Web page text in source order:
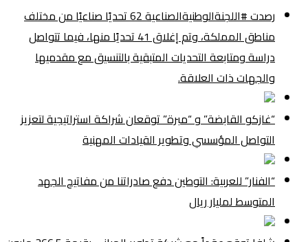
رصدت #اللجنةالوطنيةالصناعية 62 تحديًا صناعيًا من مختلف
مناطق المملكة، وتم إغلاق 41 تحديًا منها، فيما تتواصل
دراسة ومتابعة التحديات المتبقية بالتنسيق مع مقدميها
والجهات ذات العلاقة.
“غازكو القابضة” و “مبرة” توقعان شراكة استراتيجية لتعزيز
التواصل المؤسسي وتطوير القيادات المهنية
“الفنار” للعربية: التوطين دفع صادراتنا من مفاتيح الجهد
المتوسط لمليار ريال